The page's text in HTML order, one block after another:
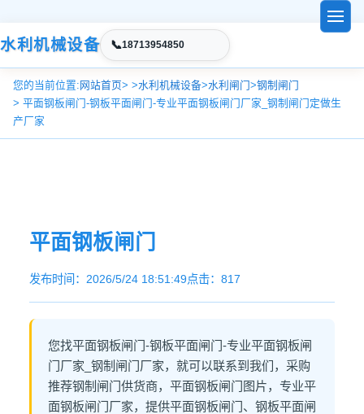
水利机械设备 📞18713954850
您的当前位置: 网站首页> >水利机械设备>水利闸门>钢制闸门
> 平面钢板闸门-钢板平面闸门-专业平面钢板闸门厂家_钢制闸门定做生
产厂家
平面钢板闸门
发布时间：2026/5/24 18:51:49点击：817
您找平面钢板闸门-钢板平面闸门-专业平面钢板闸
门厂家_钢制闸门厂家，就可以联系到我们，采购
推荐钢制闸门供货商，平面钢板闸门图片，专业平
面钢板闸门厂家，提供平面钢板闸门、钢板平面闸